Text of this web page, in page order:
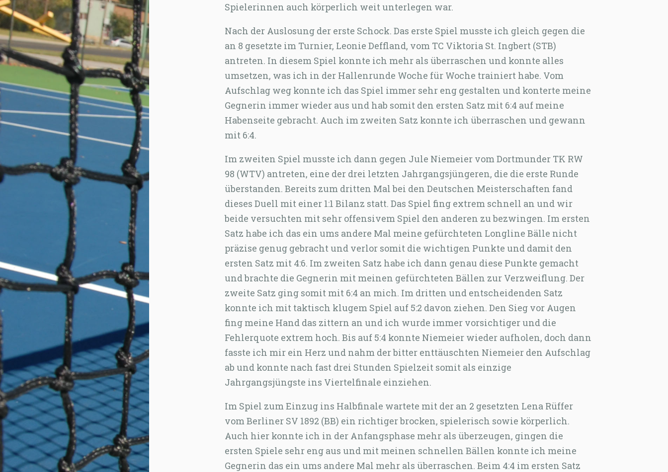
Spielerinnen auch körperlich weit unterlegen war.
Nach der Auslosung der erste Schock. Das erste Spiel musste ich gleich gegen die
an 8 gesetzte im Turnier, Leonie Deffland, vom TC Viktoria St. Ingbert (STB)
antreten. In diesem Spiel konnte ich mehr als überraschen und konnte alles
umsetzen, was ich in der Hallenrunde Woche für Woche trainiert habe. Vom
Aufschlag weg konnte ich das Spiel immer sehr eng gestalten und konterte meine
Gegnerin immer wieder aus und hab somit den ersten Satz mit 6:4 auf meine
Habenseite gebracht. Auch im zweiten Satz konnte ich überraschen und gewann
mit 6:4.
Im zweiten Spiel musste ich dann gegen Jule Niemeier vom Dortmunder TK RW
98 (WTV) antreten, eine der drei letzten Jahrgangsjüngeren, die die erste Runde
überstanden. Bereits zum dritten Mal bei den Deutschen Meisterschaften fand
dieses Duell mit einer 1:1 Bilanz statt. Das Spiel fing extrem schnell an und wir
beide versuchten mit sehr offensivem Spiel den anderen zu bezwingen. Im ersten
Satz habe ich das ein ums andere Mal meine gefürchteten Longline Bälle nicht
präzise genug gebracht und verlor somit die wichtigen Punkte und damit den
ersten Satz mit 4:6. Im zweiten Satz habe ich dann genau diese Punkte gemacht
und brachte die Gegnerin mit meinen gefürchteten Bällen zur Verzweiflung. Der
zweite Satz ging somit mit 6:4 an mich. Im dritten und entscheidenden Satz
konnte ich mit taktisch klugem Spiel auf 5:2 davon ziehen. Den Sieg vor Augen
fing meine Hand das zittern an und ich wurde immer vorsichtiger und die
Fehlerquote extrem hoch. Bis auf 5:4 konnte Niemeier wieder aufholen, doch dann
fasste ich mir ein Herz und nahm der bitter enttäuschten Niemeier den Aufschlag
ab und konnte nach fast drei Stunden Spielzeit somit als einzige
Jahrgangsjüngste ins Viertelfinale einziehen.
Im Spiel zum Einzug ins Halbfinale wartete mit der an 2 gesetzten Lena Rüffer
vom Berliner SV 1892 (BB) ein richtiger brocken, spielerisch sowie körperlich.
Auch hier konnte ich in der Anfangsphase mehr als überzeugen, gingen die
ersten Spiele sehr eng aus und mit meinen schnellen Bällen konnte ich meine
Gegnerin das ein ums andere Mal mehr als überraschen. Beim 4:4 im ersten Satz